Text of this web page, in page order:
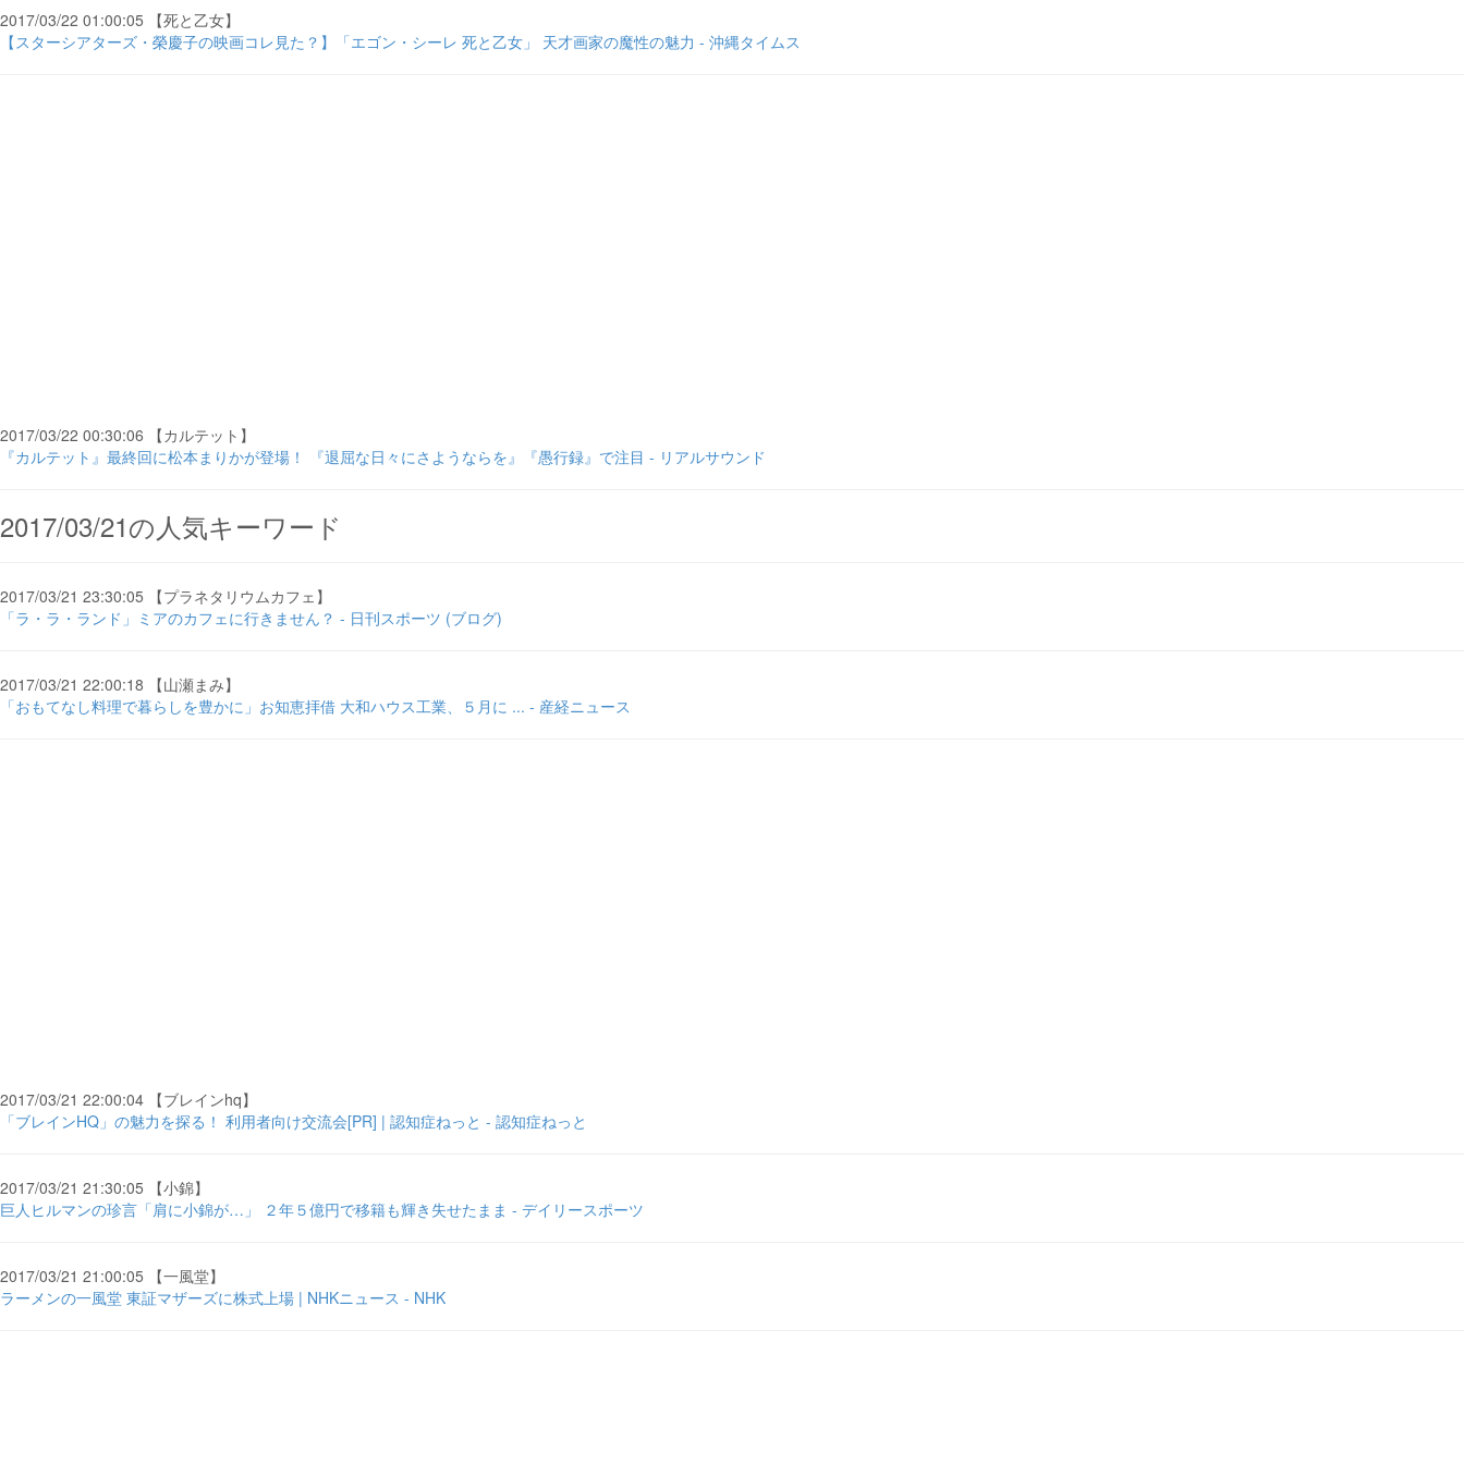
2017/03/22 01:00:05 【死と乙女】
【スターシアターズ・榮慶子の映画コレ見た？】「エゴン・シーレ 死と乙女」 天才画家の魔性の魅力 - 沖縄タイムス
2017/03/22 00:30:06 【カルテット】
『カルテット』最終回に松本まりかが登場！ 『退屈な日々にさようならを』『愚行録』で注目 - リアルサウンド
2017/03/21の人気キーワード
2017/03/21 23:30:05 【プラネタリウムカフェ】
「ラ・ラ・ランド」ミアのカフェに行きません？ - 日刊スポーツ (ブログ)
2017/03/21 22:00:18 【山瀬まみ】
「おもてなし料理で暮らしを豊かに」お知恵拝借 大和ハウス工業、５月に ... - 産経ニュース
2017/03/21 22:00:04 【ブレインhq】
「ブレインHQ」の魅力を探る！ 利用者向け交流会[PR] | 認知症ねっと - 認知症ねっと
2017/03/21 21:30:05 【小錦】
巨人ヒルマンの珍言「肩に小錦が…」 ２年５億円で移籍も輝き失せたまま - デイリースポーツ
2017/03/21 21:00:05 【一風堂】
ラーメンの一風堂 東証マザーズに株式上場 | NHKニュース - NHK